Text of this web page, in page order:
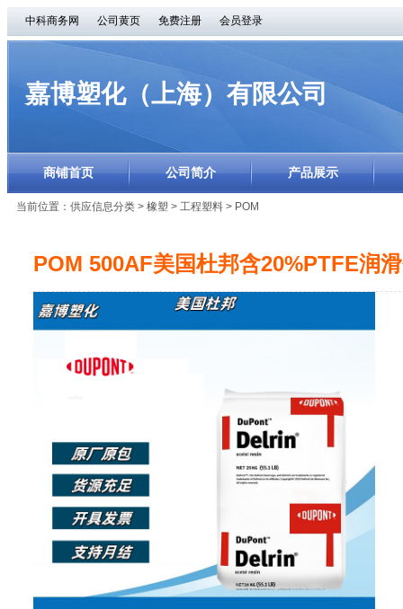
中科商务网 公司黄页 免费注册 会员登录
嘉博塑化（上海）有限公司
商铺首页 公司简介 产品展示
当前位置： 供应信息分类 > 橡塑 > 工程塑料 > POM
POM 500AF美国杜邦含20%PTFE润